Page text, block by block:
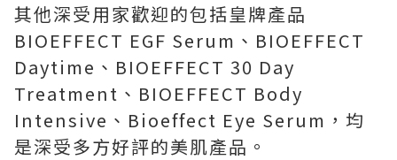
其他深受用家歡迎的包括皇牌產品
BIOEFFECT EGF Serum、BIOEFFECT
Daytime、BIOEFFECT 30 Day
Treatment、BIOEFFECT Body
Intensive、Bioeffect Eye Serum，均
是深受多方好評的美肌產品。